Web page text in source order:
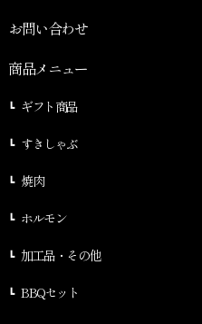
お問い合わせ
商品メニュー
ギフト商品
すきしゃぶ
焼肉
ホルモン
加工品・その他
BBQセット